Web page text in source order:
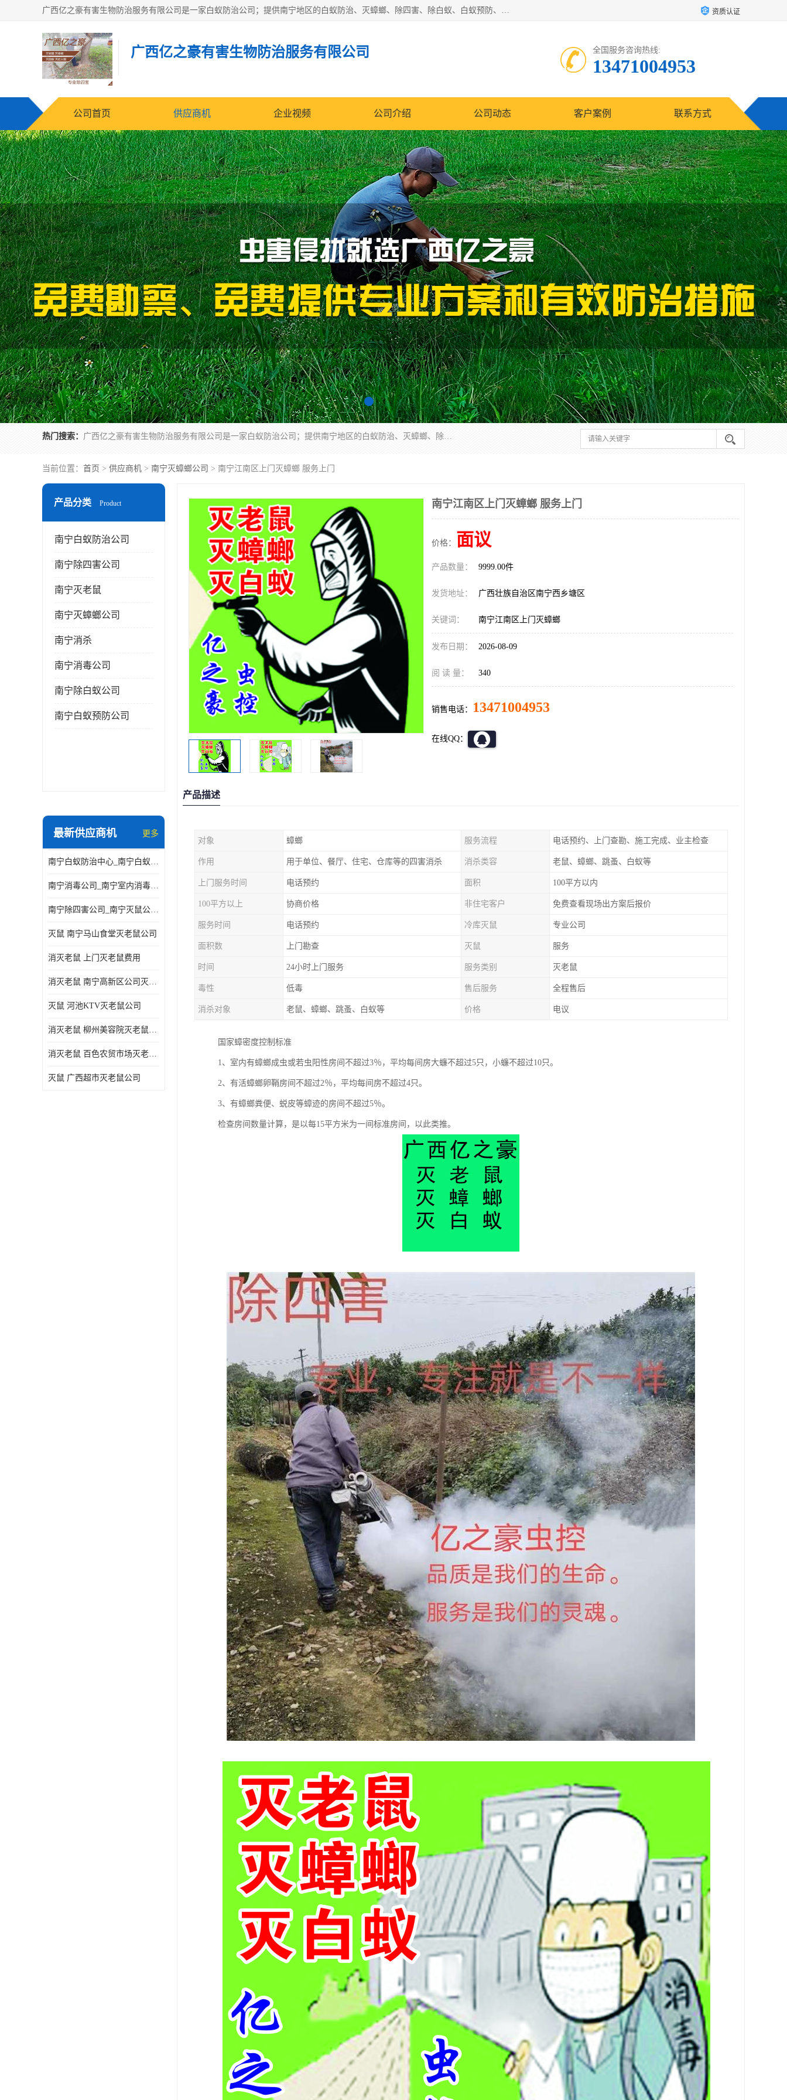
广西亿之豪有害生物防治服务有限公司是一家白蚁防治公司；提供南宁地区的白蚁防治、灭蟑螂、除四害、除白蚁、白蚁预防、消毒等服务，广西亿之豪有害生物防治服务有限公司专业灭蟑螂,灭鼠,除四害,服务上门,安全环保,售后保障,一次消杀，竭诚为您服务. 资质认证
广西亿之豪有害生物防治服务有限公司 全国服务咨询热线:
13471004953
公司首页 供应商机 企业视频 公司介绍 公司动态 客户案例 联系方式
热门搜索： 广西亿之豪有害生物防治服务有限公司是一家白蚁防治公司；提供南宁地区的白蚁防治、灭蟑螂、除四害、除白蚁、白蚁预防、消毒等服务，广西亿之豪有害生物防治服务有限公司专业灭蟑螂,灭鼠,除四害,服务上门,安全环保,售后保障,一次消杀，竭诚为您服务.
当前位置： 首页 > 供应商机 > 南宁灭蟑螂公司 > 南宁江南区上门灭蟑螂 服务上门
产品分类 Product
南宁白蚁防治公司
南宁除四害公司
南宁灭老鼠
南宁灭蟑螂公司
南宁消杀
南宁消毒公司
南宁除白蚁公司
南宁白蚁预防公司
最新供应商机 更多
南宁白蚁防治中心_南宁白蚁防治所电话_南宁白蚁防治公司
南宁消毒公司_南宁室内消毒_南宁室内消毒公司
南宁除四害公司_南宁灭鼠公司_南宁杀虫公司
灭鼠 南宁马山食堂灭老鼠公司
消灭老鼠 上门灭老鼠费用
消灭老鼠 南宁高新区公司灭老鼠
灭鼠 河池KTV灭老鼠公司
消灭老鼠 柳州美容院灭老鼠费用
消灭老鼠 百色农贸市场灭老鼠公司
灭鼠 广西超市灭老鼠公司
南宁江南区上门灭蟑螂 服务上门
价格： 面议
产品数量： 9999.00件
发货地址： 广西壮族自治区南宁西乡塘区
关键词： 南宁江南区上门灭蟑螂
发布日期： 2026-08-09
阅 读 量： 340
销售电话： 13471004953
在线QQ：
产品描述
对象 蟑螂 服务流程 电话预约、上门查勘、施工完成、业主检查
作用 用于单位、餐厅、住宅、仓库等的四害消杀 消杀类容 老鼠、蟑螂、跳蚤、白蚁等
上门服务时间 电话预约 面积 100平方以内
100平方以上 协商价格 非住宅客户 免费查看现场出方案后报价
服务时间 电话预约 冷库灭鼠 专业公司
面积数 上门勘查 灭鼠 服务
时间 24小时上门服务 服务类别 灭老鼠
毒性 低毒 售后服务 全程售后
消杀对象 老鼠、蟑螂、跳蚤、白蚁等 价格 电议
国家蟑密度控制标准
1、室内有蟑螂成虫或若虫阳性房间不超过3％，平均每间房大蠊不超过5只，小蠊不超过10只。
2、有活蟑螂卵鞘房间不超过2％，平均每间房不超过4只。
3、有蟑螂粪便、蜕皮等蟑迹的房间不超过5％。
检查房间数量计算，是以每15平方米为一间标准房间，以此类推。